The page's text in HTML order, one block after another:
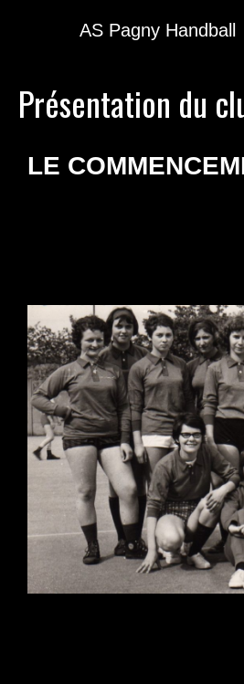
AS Pagny Handball
Présentation du
LE